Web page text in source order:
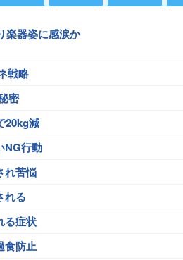
楽器姿に感涙か
戦略
密
20kg減
NG行動
れ苦悩
れる
る症状
食防止